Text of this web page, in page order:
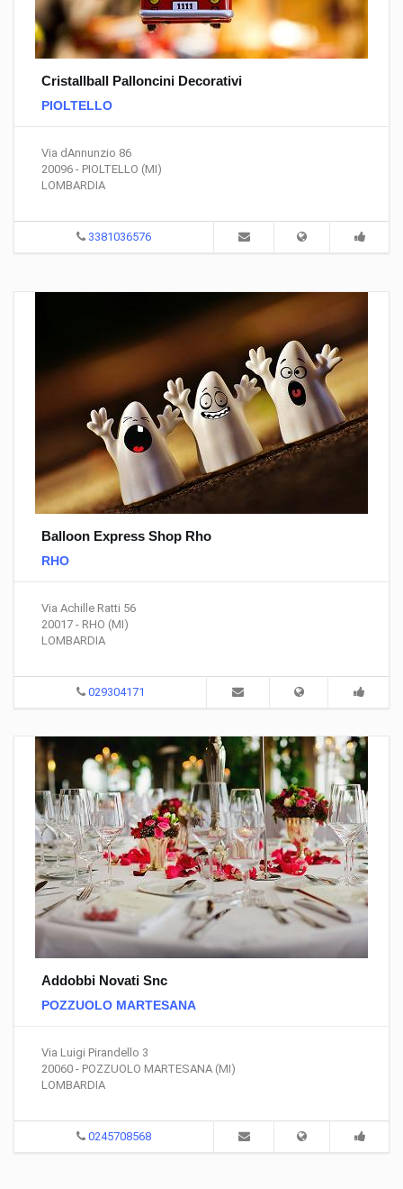
Cristallball Palloncini Decorativi
PIOLTELLO
Via dAnnunzio 86
20096 - PIOLTELLO (MI)
LOMBARDIA
3381036576
Balloon Express Shop Rho
RHO
Via Achille Ratti 56
20017 - RHO (MI)
LOMBARDIA
029304171
Addobbi Novati Snc
POZZUOLO MARTESANA
Via Luigi Pirandello 3
20060 - POZZUOLO MARTESANA (MI)
LOMBARDIA
0245708568